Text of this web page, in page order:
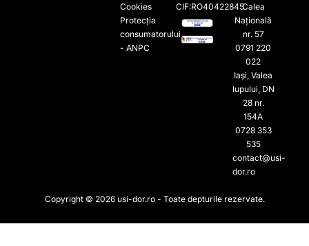
Cookies
Protecția
consumatorului
- ANPC
CIF:RO40422845Calea
Națională
nr. 57
0791 220
022​
Iași, Valea
lupului, DN
28 nr.
154A
0728 353
535​
contact@usi-
dor.ro
Copyright © 2026 usi-dor.ro - Toate depturile rezervate.